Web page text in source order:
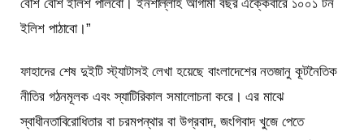
বেশি বেশি ইলিশ পালবো। ইনশাল্লাহ আগামী বছর এক্কেবারে ১০০১ টন
ইলিশ পাঠাবো।”
ফাহাদের শেষ দুইটি স্ট্যাটাসই লেখা হয়েছে বাংলাদেশের নতজানু কূটনৈতিক
নীতির গঠনমূলক এবং স্যাটিরিকাল সমালোচনা করে। এর মাঝে
স্বাধীনতাবিরোধিতার বা চরমপন্থার বা উগ্রবাদ, জংগিবাদ খুজে পেতে